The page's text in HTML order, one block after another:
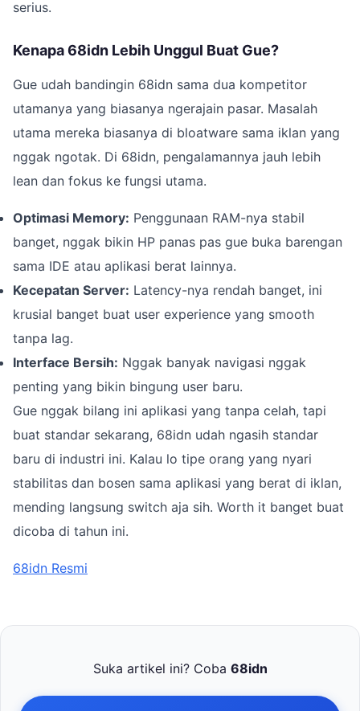
serius.
Kenapa 68idn Lebih Unggul Buat Gue?
Gue udah bandingin 68idn sama dua kompetitor
utamanya yang biasanya ngerajain pasar. Masalah
utama mereka biasanya di bloatware sama iklan yang
nggak ngotak. Di 68idn, pengalamannya jauh lebih
lean dan fokus ke fungsi utama.
Optimasi Memory: Penggunaan RAM-nya stabil
banget, nggak bikin HP panas pas gue buka barengan
sama IDE atau aplikasi berat lainnya.
Kecepatan Server: Latency-nya rendah banget, ini
krusial banget buat user experience yang smooth
tanpa lag.
Interface Bersih: Nggak banyak navigasi nggak
penting yang bikin bingung user baru.
Gue nggak bilang ini aplikasi yang tanpa celah, tapi
buat standar sekarang, 68idn udah ngasih standar
baru di industri ini. Kalau lo tipe orang yang nyari
stabilitas dan bosen sama aplikasi yang berat di iklan,
mending langsung switch aja sih. Worth it banget buat
dicoba di tahun ini.
68idn Resmi
Suka artikel ini? Coba 68idn